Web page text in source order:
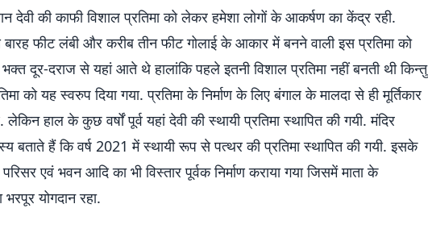
देवी की काफी विशाल प्रतिमा को लेकर हमेशा लोगों के आकर्षण का केंद्र रही.
फीट लंबी और करीब तीन फीट गोलाई के आकार में बनने वाली इस प्रतिमा को
दूर-दराज से यहां आते थे हालांकि पहले इतनी विशाल प्रतिमा नहीं बनती थी किन्तु
को यह स्वरुप दिया गया. प्रतिमा के निर्माण के लिए बंगाल के मालदा से ही मूर्तिकार
हाल के कुछ वर्षों पूर्व यहां देवी की स्थायी प्रतिमा स्थापित की गयी. मंदिर
बताते हैं कि वर्ष 2021 में स्थायी रूप से पत्थर की प्रतिमा स्थापित की गयी. इसके
एवं भवन आदि का भी विस्तार पूर्वक निर्माण कराया गया जिसमें माता के
योगदान रहा.